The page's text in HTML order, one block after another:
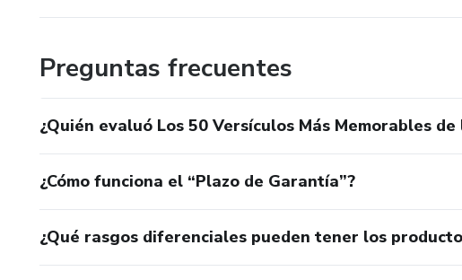
Preguntas frecuentes
¿Quién evaluó Los 50 Versículos Más Memorables
¿Cómo funciona el “Plazo de Garantía”?
¿Qué rasgos diferenciales pueden tener los